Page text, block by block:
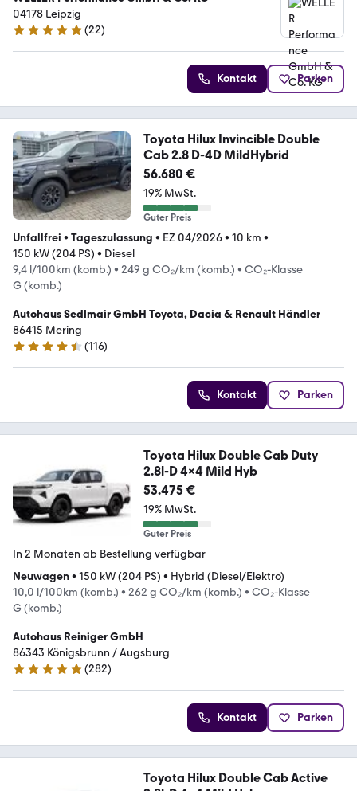
04178 Leipzig
5 Sterne
(22)
Kontakt Parken
Toyota Hilux Invincible Double
Cab 2.8 D-4D MildHybrid
56.680 €
19% MwSt.
Guter Preis
Unfallfrei • Tageszulassung • EZ 04/2026• 10 km •
150 kW (204 PS) • Diesel
9,4 l/100km (komb.) • 249 g CO₂/km (komb.) • CO₂-Klasse
G (komb.)
Autohaus Sedlmair GmbH Toyota, Dacia & Renault Händler
86415 Mering
4.6 Sterne
(116)
Kontakt Parken
Toyota Hilux Double Cab Duty
2.8l-D 4x4 Mild Hyb
53.475 €
19% MwSt.
Guter Preis
In 2 Monaten ab Bestellung verfügbar
Neuwagen• 150 kW (204 PS) • Hybrid (Diesel/Elektro)
10,0 l/100km (komb.) • 262 g CO₂/km (komb.) • CO₂-Klasse
G (komb.)
Autohaus Reiniger GmbH
86343 Königsbrunn / Augsburg
4.9 Sterne
(282)
Kontakt Parken
Toyota Hilux Double Cab Active